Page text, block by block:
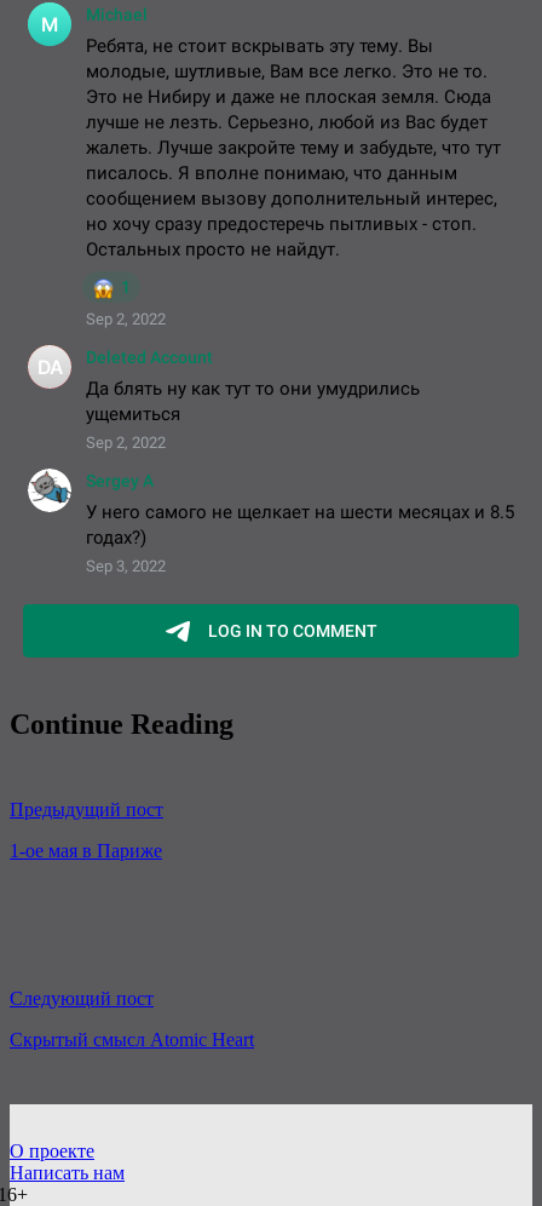
Continue Reading
Предыдущий пост
1-ое мая в Париже
Следующий пост
Скрытый смысл Atomic Heart
О проекте
Написать нам